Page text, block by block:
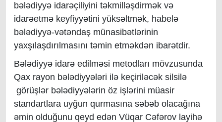
bələdiyyə idarəçiliyini təkmilləşdirmək və
idarəetmə keyfiyyətini yüksəltmək, habelə
bələdiyyə-vətəndaş münasibətlərinin
yaxşılaşdırılmasını təmin etməkdən ibarətdir.
Bələdiyyə idarə edilməsi metodları mövzusunda
Qax rayon bələdiyyələri ilə keçiriləcək silsilə
görüşlər bələdiyyələrin öz işlərini müasir
standartlara uyğun qurmasına səbəb olacağına
əmin olduğunu qeyd edən Vüqar Cəfərov layihə